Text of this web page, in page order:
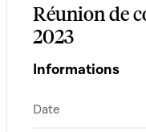
Réunion de
2023
Informations
Date